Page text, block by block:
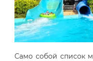
Само собой список